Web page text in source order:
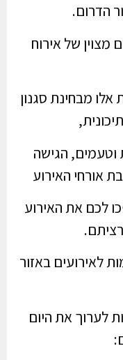
הדרום.
מצוין של אירוח
מבחינת סגנון
וטעמים, הגישה
אורחי האירוע
לכם את האירוע
לאירועים באזור
לערוך את היום